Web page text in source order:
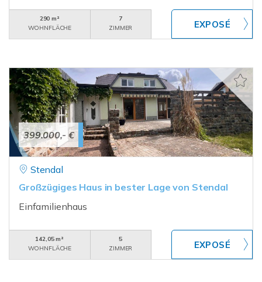
290 m²
WOHNFLÄCHE
7
ZIMMER
399.000,- €
Stendal
Großzügiges Haus in bester Lage von Stendal
Einfamilienhaus
142,05 m²
WOHNFLÄCHE
5
ZIMMER